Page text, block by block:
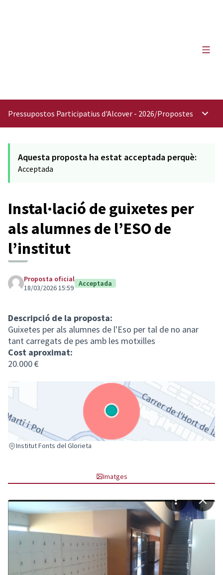
Pressupostos Participatius d'Alcover - 2026/Propostes
Aquesta proposta ha estat acceptada perquè:
Acceptada
Instal·lació de guixetes per
als alumnes de l’ESO de
l’institut
Proposta oficial
18/03/2026 15:59 Acceptada
Descripció de la proposta:
Guixetes per als alumnes de l'Eso per tal de no anar
tant carregats de pes amb les motxilles
Cost aproximat:
20.000 €
Institut Fonts del Glorieta
(Enllaç extern)
Imatges